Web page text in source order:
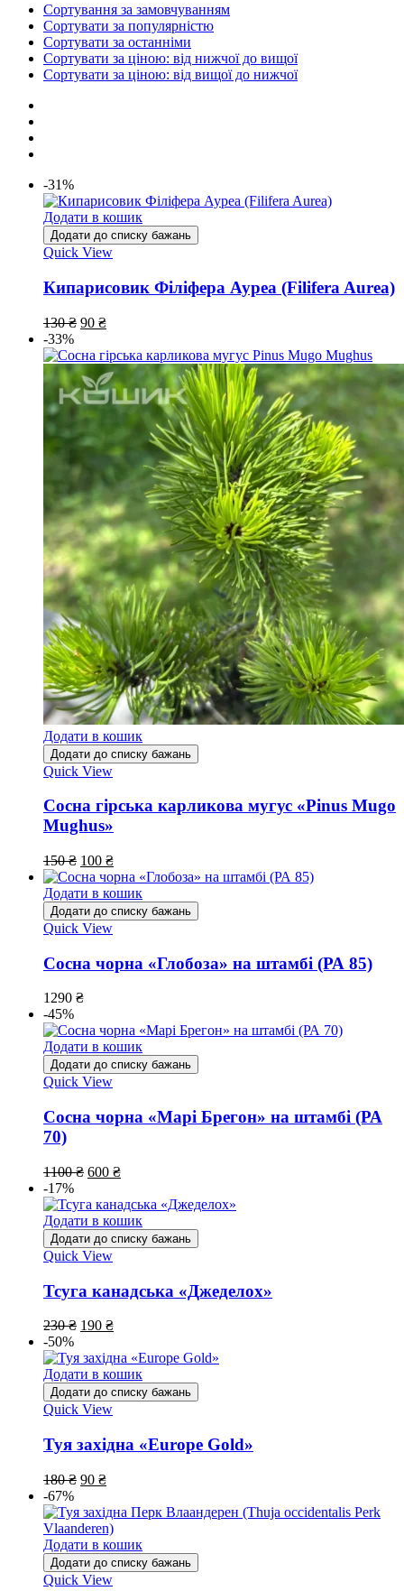
Сортування за замовчуванням
Сортувати за популярністю
Сортувати за останніми
Сортувати за ціною: від нижчої до вищої
Сортувати за ціною: від вищої до нижчої
-31%
Додати в кошик
Додати до списку бажань
Quick View
Кипарисовик Філіфера Ауреа (Filifera Aurea)
130₴ 90 ₴
-33%
Додати в кошик
Додати до списку бажань
Quick View
Сосна гірська карликова мугус «Pinus Mugo
Mughus»
150₴ 100 ₴
Додати в кошик
Додати до списку бажань
Quick View
Сосна чорна «Глобоза» на штамбі (РА 85)
1290 ₴
-45%
Додати в кошик
Додати до списку бажань
Quick View
Сосна чорна «Марі Брегон» на штамбі (РА
70)
1100₴ 600 ₴
-17%
Додати в кошик
Додати до списку бажань
Quick View
Тсуга канадська «Джеделох»
230₴ 190 ₴
-50%
Додати в кошик
Додати до списку бажань
Quick View
Туя західна «Europe Gold»
180₴ 90 ₴
-67%
Додати в кошик
Додати до списку бажань
Quick View